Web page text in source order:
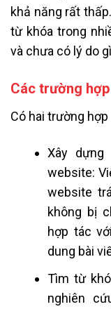
khả năng rất
từ khóa trong
và chưa có lý do
Các trường
Có hai trường
Xây
website:
website
không bị
hợp tác
dung bài
Tìm từ
nghiên